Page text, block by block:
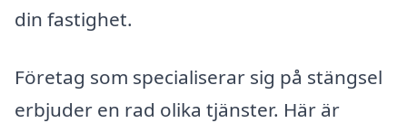
din fastighet.
Företag som specialiserar sig på stängsel
erbjuder en rad olika tjänster. Här är